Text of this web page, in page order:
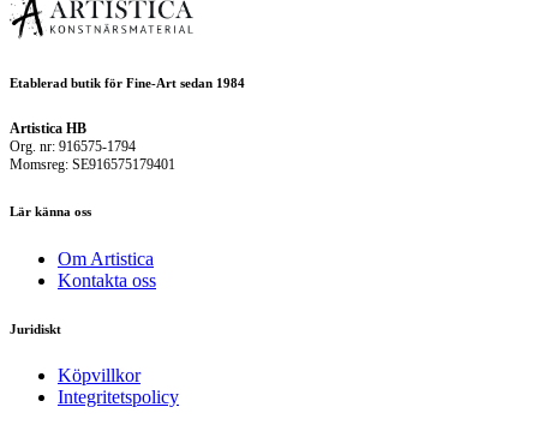
Etablerad butik för Fine-Art sedan 1984
Artistica HB
Org. nr: 916575-1794
Momsreg: SE916575179401
Lär känna oss
Om Artistica
Kontakta oss
Juridiskt
Köpvillkor
Integritetspolicy